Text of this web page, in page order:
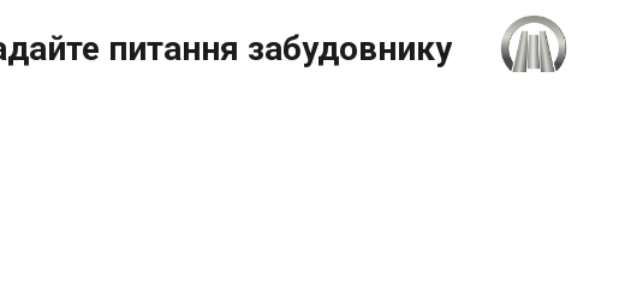
питання забудовнику